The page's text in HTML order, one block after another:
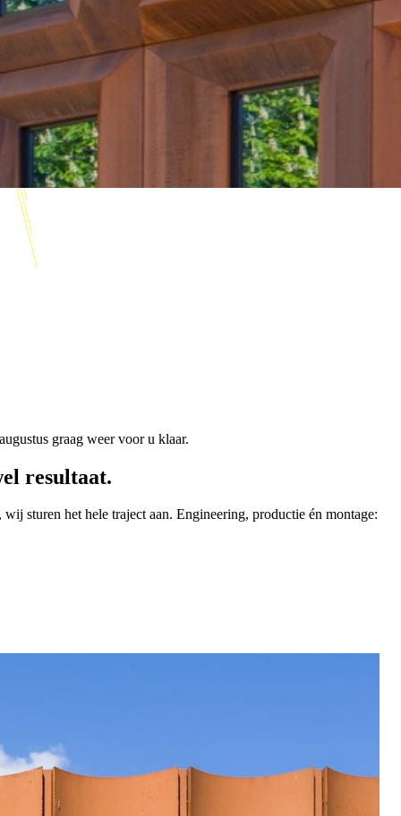
graag weer voor u klaar.
resultaat.
sturen het hele traject aan. Engineering, productie én montage: